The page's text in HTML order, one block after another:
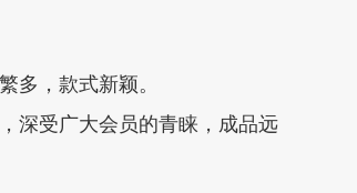
多，款式新颖。
深受广大会员的青睐，成品远